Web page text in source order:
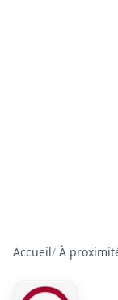
Accueil/ À